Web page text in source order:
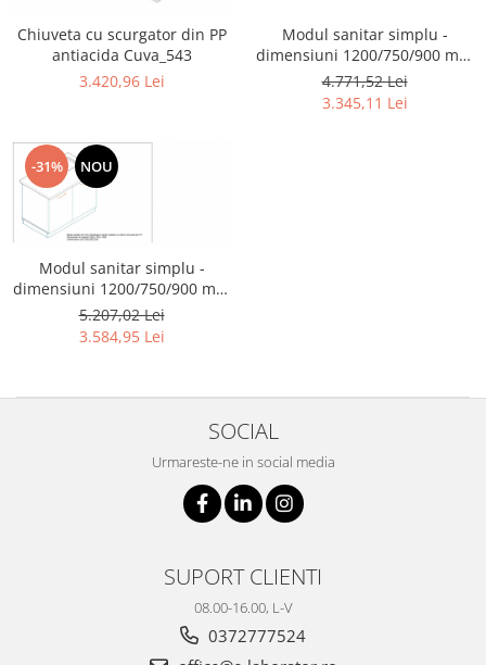
Chiuveta cu scurgator din PP
antiacida Cuva_543
3.420,96 Lei
Modul sanitar simplu -
dimensiuni 1200/750/900 mm
pe structura metalica
4.771,52 Lei
3.345,11 Lei
-31% NOU
Modul sanitar simplu -
dimensiuni 1200/750/900 mm
cu masca de chiuveta
5.207,02 Lei
3.584,95 Lei
SOCIAL
Urmareste-ne in social media
SUPORT CLIENTI
08.00-16.00, L-V
0372777524